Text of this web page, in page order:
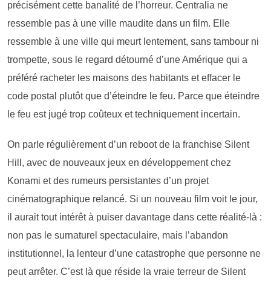
précisément cette banalité de l’horreur. Centralia ne
ressemble pas à une ville maudite dans un film. Elle
ressemble à une ville qui meurt lentement, sans tambour ni
trompette, sous le regard détourné d’une Amérique qui a
préféré racheter les maisons des habitants et effacer le
code postal plutôt que d’éteindre le feu. Parce que éteindre
le feu est jugé trop coûteux et techniquement incertain.
On parle régulièrement d’un reboot de la franchise Silent
Hill, avec de nouveaux jeux en développement chez
Konami et des rumeurs persistantes d’un projet
cinématographique relancé. Si un nouveau film voit le jour,
il aurait tout intérêt à puiser davantage dans cette réalité-là :
non pas le surnaturel spectaculaire, mais l’abandon
institutionnel, la lenteur d’une catastrophe que personne ne
peut arrêter. C’est là que réside la vraie terreur de Silent